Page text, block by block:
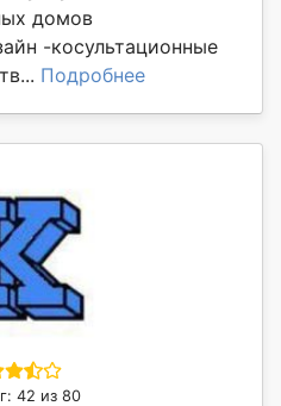
домов
-косультационные
Подробнее
42 из 80